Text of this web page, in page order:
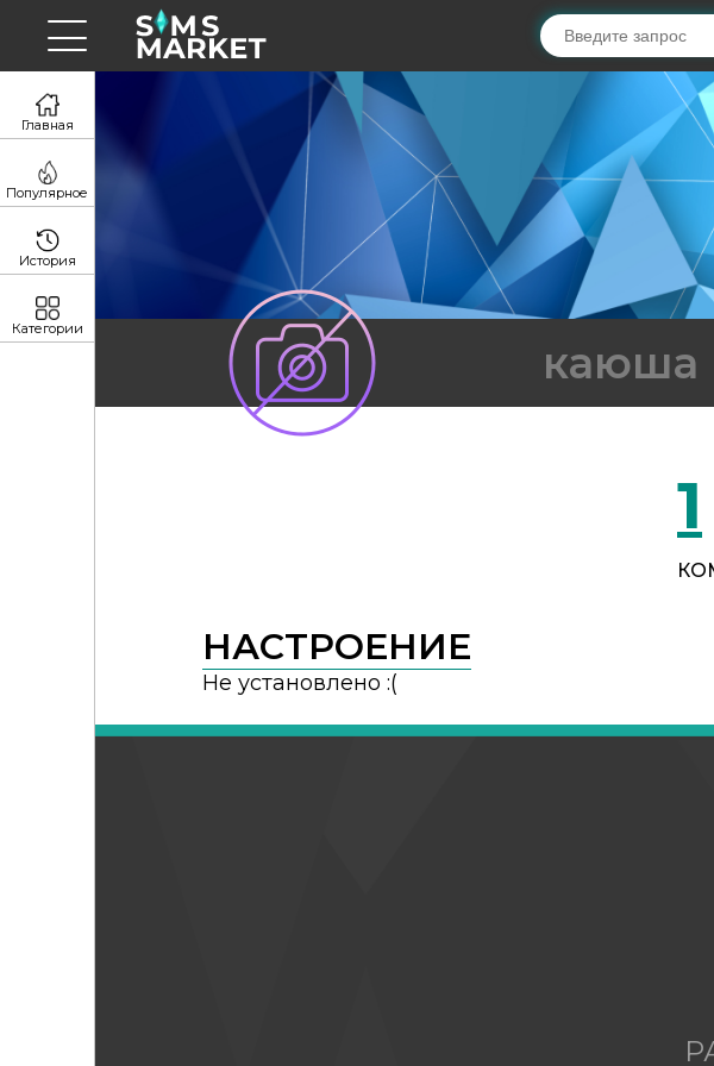
каюша
1
НАСТРОЕНИЕ
Не установлено :(
Главная
Популярное
История
Категории